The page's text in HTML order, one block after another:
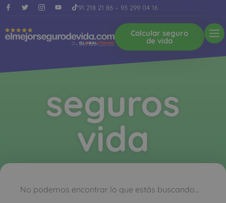
91 218 21 86 – 93 299 04 16
Calcular seguro
de vida
seguros
vida
No podemos encontrar lo que estás buscando...